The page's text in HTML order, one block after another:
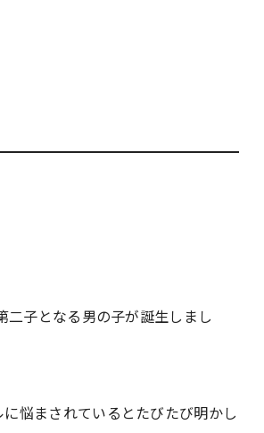
子となる男の子が誕生しまし
悩まされているとたびたび明かし